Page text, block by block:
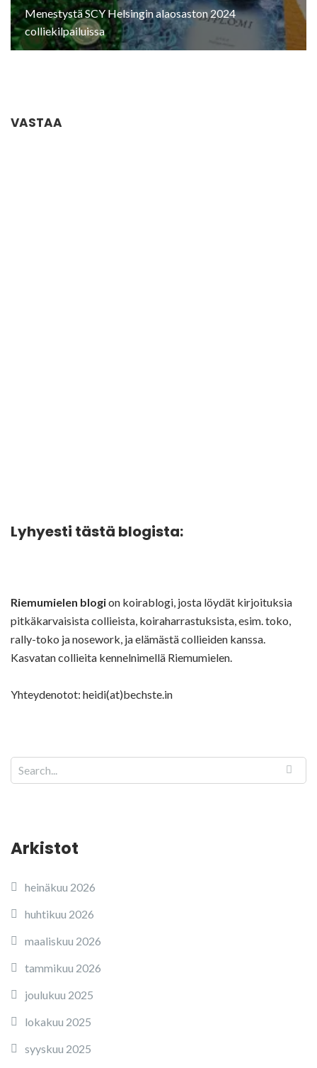
Menestystä SCY Helsingin alaosaston 2024
colliekilpailuissa
VASTAA
Lyhyesti tästä blogista:
Riemumielen blogion koirablogi, josta löydät kirjoituksia
pitkäkarvaisista collieista, koiraharrastuksista, esim. toko,
rally-toko ja nosework, ja elämästä collieiden kanssa.
Kasvatan collieita kennelnimellä Riemumielen.
Yhteydenotot: heidi(at)bechste.in
Arkistot
heinäkuu 2026
huhtikuu 2026
maaliskuu 2026
tammikuu 2026
joulukuu 2025
lokakuu 2025
syyskuu 2025